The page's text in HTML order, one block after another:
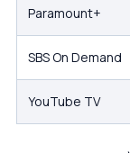
Paramount+
SBS On Demand
YouTube TV